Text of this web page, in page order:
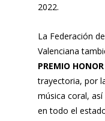
2022.
La Federación
Valenciana
PREMIO
trayectoria, por
música coral,
en todo el